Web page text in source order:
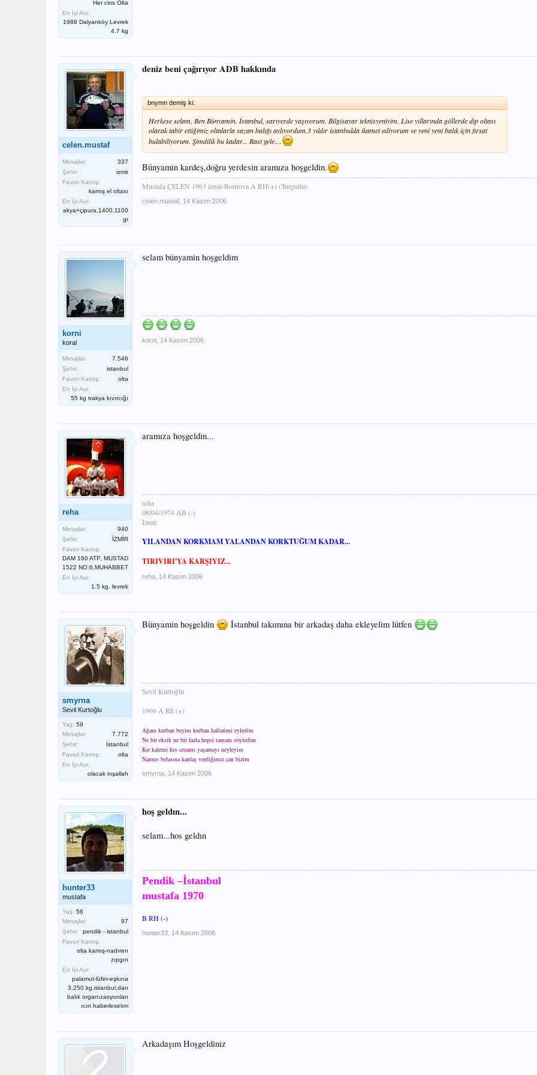
Her cins Olta
En İyi Avı:
1988 Dalyanköy Levrek
4.7 kg
celen.mustaf
Mesajlar:
337
Şehir:
izmir
Favori Kamış:
kamış el oltası
En İyi Avı:
akya+çipura,1400,1100
gr
deniz beni çağırıyor ADB hakkında
bnymn demiş ki:
Herkese selam, Ben Bünyamin. İstanbul, sarıyerde yaşıyorum. Bilgisayar teknisyeniyim. Lise yıllarında göllerde dip oltası
olarak tabir ettiğimiz oltalarla sazan balığı avlıyordum.3 yıldır istanbulda ikamet ediyorum ve yeni yeni balık için fırsat
bulabiliyorum. Şimdilik bu kadar... Rast gele....
Bünyamin kardeş,doğru yerdesin aramıza hoşgeldin.
Mustafa ÇELEN 1963 izmir-Bornova A RH(+) (Turgutlu)
celen.mustaf 14 Kasım 2006
korni
koral
Mesajlar:
7.546
Şehir:
istanbul
Favori Kamış:
olta
En İyi Avı:
55 kg trakya kıvırcığı
selam bünyamin hoşgeldim
korni 14 Kasım 2006
reha
Mesajlar:
940
Şehir:
İZMİR
Favori Kamış:
DAM 160 ATP, MUSTAD
1522 NO:6,MUHABBET
En İyi Avı:
1.5 kg. levrek
aramıza hoşgeldin...
reha
08/04/1974 AB (-)
İzmir
YILANDAN KORKMAM YALANDAN KORKTUĞUM KADAR...
TIRIVIRI'YA KARŞIYIZ...
reha 14 Kasım 2006
smyrna
Sevil Kurtoğlu
Yaş: 59
Mesajlar:
7.772
Şehir:
İstanbul
Favori Kamış:
olta
En İyi Avı:
olacak inşallah
Bünyamin hoşgeldin İstanbul takımına bir arkadaş daha ekleyelim lütfen
Sevil Kurtoğlu
1966 A Rh (+)
Ağam kurban beyim kurban hallarimi eyledim
Ne bir eksik ne bir fazla hepsi tamam söyledim
Kır kalemi kes cezamı yaşamayı neyleyim
Namus belasına kardaş verdiğimiz can bizim
smyrna 14 Kasım 2006
hunter33
mustafa
Yaş: 56
Mesajlar:
97
Şehir:
pendik - istanbul
Favori Kamış:
olta kamış-nadıren
zıpgın
En İyi Avı:
palamut-lüfer-eşkına
3,250.kg.istanbul,dan
balık organızasyonları
ıcın haberleselım
hoş geldın...
selam...hos geldın
Pendik –İstanbul
mustafa 1970
B RH (-)
hunter33 14 Kasım 2006
Arkadaşım Hoşgeldiniz